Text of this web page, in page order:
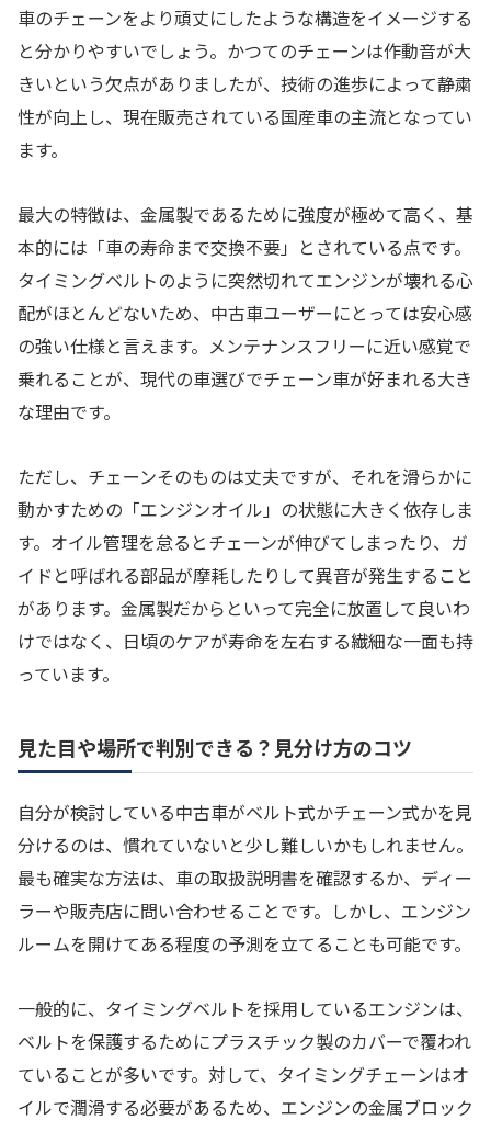
車のチェーンをより頑丈にしたような構造をイメージする
と分かりやすいでしょう。かつてのチェーンは作動音が大
きいという欠点がありましたが、技術の進歩によって静粛
性が向上し、現在販売されている国産車の主流となってい
ます。
最大の特徴は、金属製であるために強度が極めて高く、基
本的には「車の寿命まで交換不要」とされている点です。
タイミングベルトのように突然切れてエンジンが壊れる心
配がほとんどないため、中古車ユーザーにとっては安心感
の強い仕様と言えます。メンテナンスフリーに近い感覚で
乗れることが、現代の車選びでチェーン車が好まれる大き
な理由です。
ただし、チェーンそのものは丈夫ですが、それを滑らかに
動かすための「エンジンオイル」の状態に大きく依存しま
す。オイル管理を怠るとチェーンが伸びてしまったり、ガ
イドと呼ばれる部品が摩耗したりして異音が発生すること
があります。金属製だからといって完全に放置して良いわ
けではなく、日頃のケアが寿命を左右する繊細な一面も持
っています。
見た目や場所で判別できる？見分け方のコツ
自分が検討している中古車がベルト式かチェーン式かを見
分けるのは、慣れていないと少し難しいかもしれません。
最も確実な方法は、車の取扱説明書を確認するか、ディー
ラーや販売店に問い合わせることです。しかし、エンジン
ルームを開けてある程度の予測を立てることも可能です。
一般的に、タイミングベルトを採用しているエンジンは、
ベルトを保護するためにプラスチック製のカバーで覆われ
ていることが多いです。対して、タイミングチェーンはオ
イルで潤滑する必要があるため、エンジンの金属ブロック